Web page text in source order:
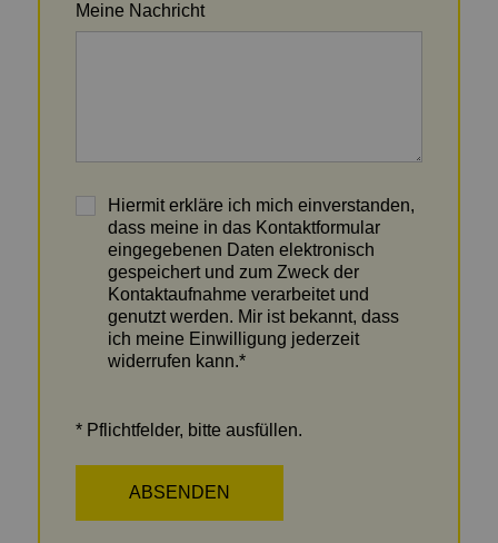
Meine Nachricht
Hiermit erkläre ich mich einverstanden,
dass meine in das Kontaktformular
eingegebenen Daten elektronisch
gespeichert und zum Zweck der
Kontaktaufnahme verarbeitet und
genutzt werden. Mir ist bekannt, dass
ich meine Einwilligung jederzeit
widerrufen kann.*
* Pflichtfelder, bitte ausfüllen.